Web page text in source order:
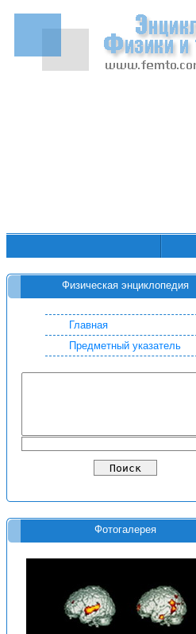
Физическая энциклопедия
Главная
Предметный указатель
Фотогалерея